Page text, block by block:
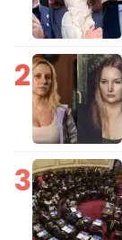
2
3